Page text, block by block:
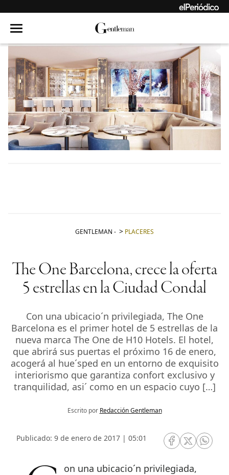
GENTLEMAN - PLACERES
The One Barcelona, crece la oferta
5 estrellas en la Ciudad Condal
Con una ubicacio´n privilegiada, The One
Barcelona es el primer hotel de 5 estrellas de la
nueva marca The One de H10 Hotels. El hotel,
que abrirá sus puertas el próximo 16 de enero,
acogerá al hue´sped en un entorno de exquisito
interiorismo que garantiza confort exclusivo y
tranquilidad, asi´ como en un espacio cuyo […]
Escrito por Redacción Gentleman
Publicado: 9 de enero de 2017 | 05:01
RRSS Facebook
RRSSRRSS
Con una ubicacio´n privilegiada,